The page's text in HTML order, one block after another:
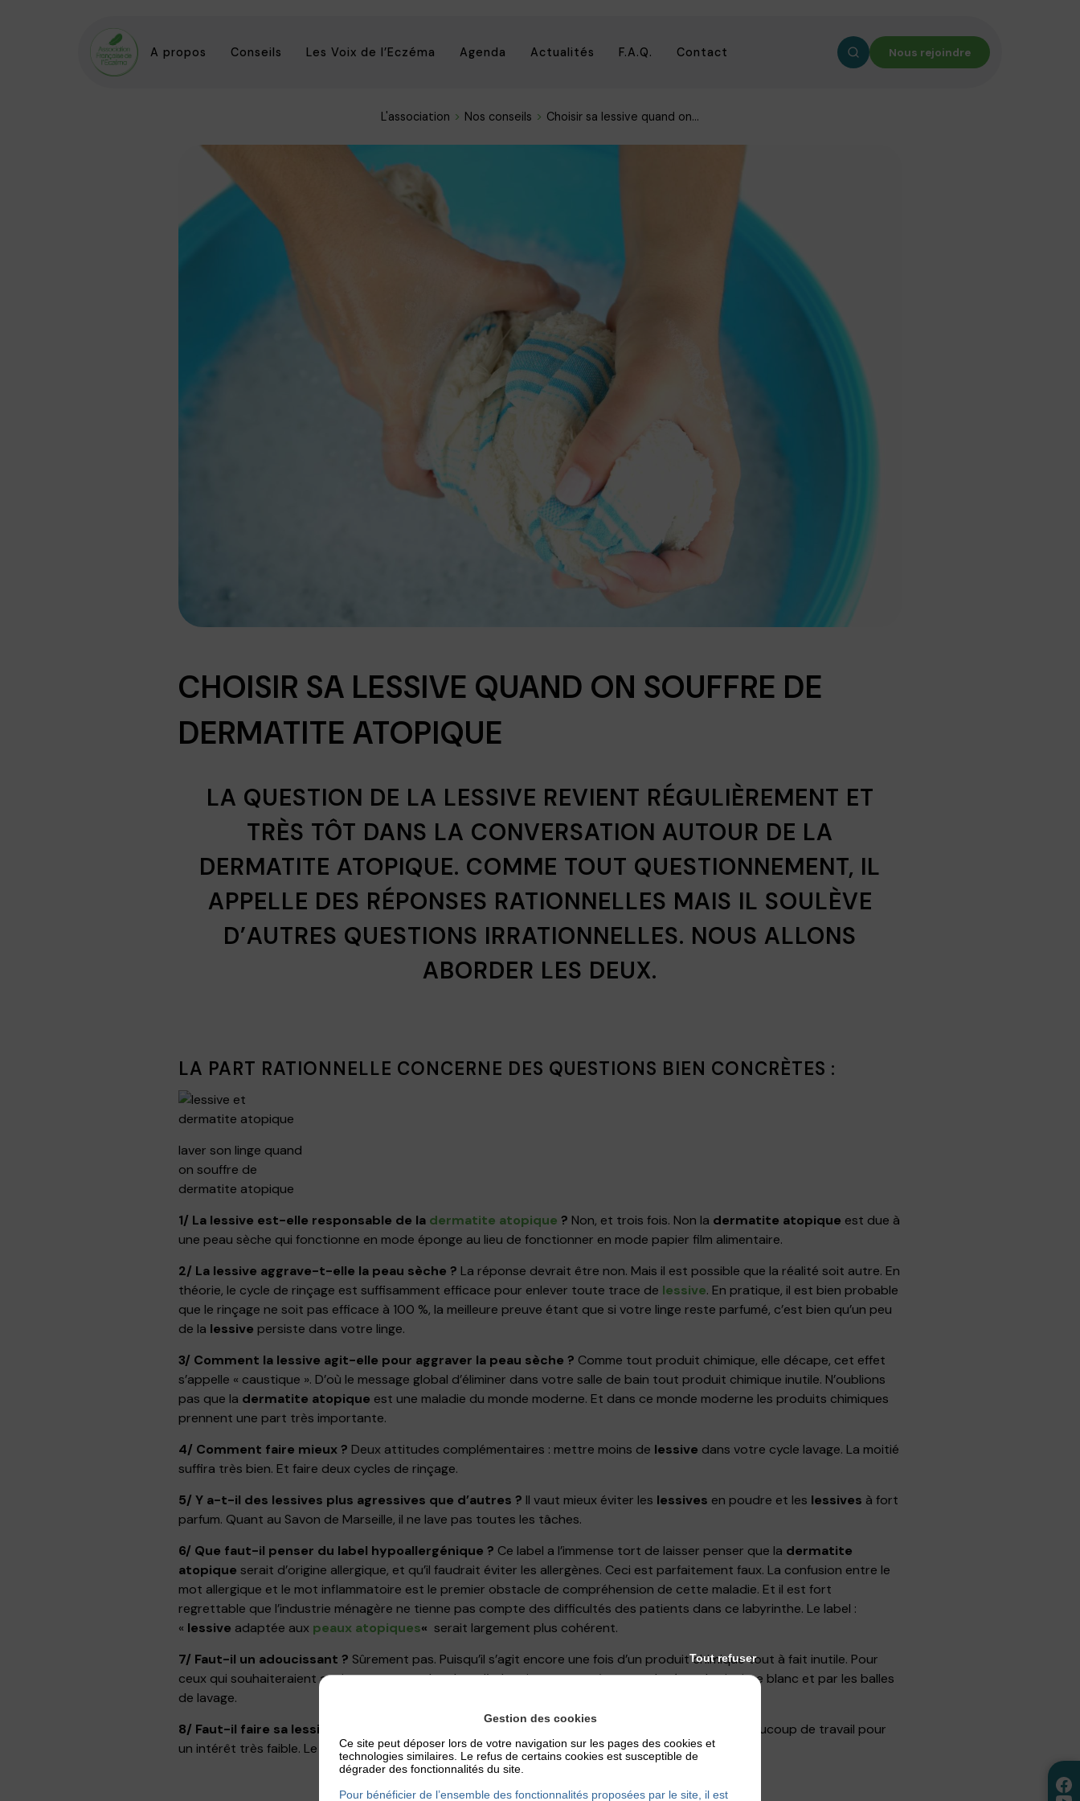
A propos Conseils Les Voix de l’Eczéma Agenda Actualités F.A.Q. Contact Nous rejoindre
L'association Nos conseils Choisir sa lessive quand on...
CHOISIR SA LESSIVE QUAND ON SOUFFRE DE
DERMATITE ATOPIQUE
LA QUESTION DE LA LESSIVE REVIENT RÉGULIÈREMENT ET
TRÈS TÔT DANS LA CONVERSATION AUTOUR DE LA
DERMATITE ATOPIQUE. COMME TOUT QUESTIONNEMENT, IL
APPELLE DES RÉPONSES RATIONNELLES MAIS IL SOULÈVE
D’AUTRES QUESTIONS IRRATIONNELLES. NOUS ALLONS
ABORDER LES DEUX.
LA PART RATIONNELLE CONCERNE DES QUESTIONS BIEN CONCRÈTES :
laver son linge quand
on souffre de
dermatite atopique
1/ La lessive est-elle responsable de la dermatite atopique ? Non, et trois fois. Non la dermatite atopique est due à
une peau sèche qui fonctionne en mode éponge au lieu de fonctionner en mode papier film alimentaire.
2/ La lessive aggrave-t-elle la peau sèche ? La réponse devrait être non. Mais il est possible que la réalité soit autre. En
théorie, le cycle de rinçage est suffisamment efficace pour enlever toute trace de lessive. En pratique, il est bien probable
que le rinçage ne soit pas efficace à 100 %, la meilleure preuve étant que si votre linge reste parfumé, c’est bien qu’un peu
de la lessive persiste dans votre linge.
3/ Comment la lessive agit-elle pour aggraver la peau sèche ? Comme tout produit chimique, elle décape, cet effet
s’appelle « caustique ». D’où le message global d’éliminer dans votre salle de bain tout produit chimique inutile. N’oublions
pas que la dermatite atopique est une maladie du monde moderne. Et dans ce monde moderne les produits chimiques
prennent une part très importante.
4/ Comment faire mieux ? Deux attitudes complémentaires : mettre moins de lessive dans votre cycle lavage. La moitié
suffira très bien. Et faire deux cycles de rinçage.
5/ Y a-t-il des lessives plus agressives que d’autres ? Il vaut mieux éviter les lessives en poudre et les lessives à fort
parfum. Quant au Savon de Marseille, il ne lave pas toutes les tâches.
6/ Que faut-il penser du label hypoallergénique ? Ce label a l’immense tort de laisser penser que la dermatite
atopique serait d’origine allergique, et qu’il faudrait éviter les allergènes. Ceci est parfaitement faux. La confusion entre le
mot allergique et le mot inflammatoire est le premier obstacle de compréhension de cette maladie. Et il est fort
regrettable que l’industrie ménagère ne tienne pas compte des difficultés des patients dans ce labyrinthe. Le label :
« lessive adaptée aux peaux atopiques« serait largement plus cohérent.
7/ Faut-il un adoucissant ? Sûrement pas. Puisqu’il s’agit encore une fois d’un produit chimique tout à fait inutile. Pour
ceux qui souhaiteraient avoir un contact plus doux, l’adoucissant peut être remplacé par le vinaigre blanc et par les balles
de lavage.
8/ Faut-il faire sa lessive soit même ?
Cette pratique est à la mode, mais sincèrement c’est beaucoup de travail pour
un intérêt très faible. Le cœur du problème n’est vraiment pas là.
Gestion des cookies
Ce site peut déposer lors de votre navigation sur les pages des cookies et
technologies similaires. Le refus de certains cookies est susceptible de
dégrader des fonctionnalités du site.
Pour bénéficier de l’ensemble des fonctionnalités proposées par le site, il est
Tout refuser